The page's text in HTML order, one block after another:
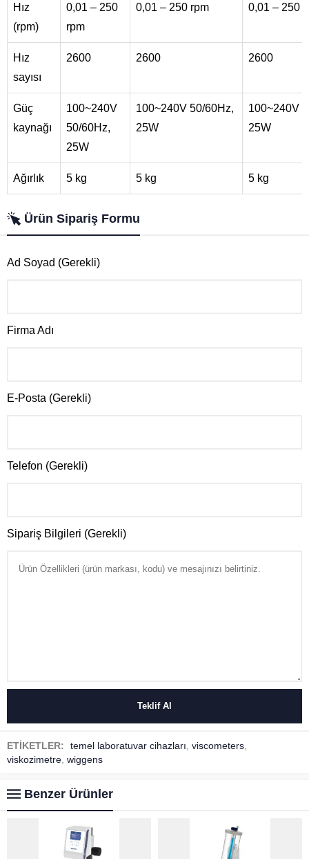
Hız
(rpm)
0,01 – 250
rpm
0,01 – 250 rpm 0,01 – 250
Hız
sayısı
2600 2600 2600
Güç
kaynağı
100~240V
50/60Hz,
25W
100~240V 50/60Hz,
25W
100~240V
25W
Ağırlık 5 kg 5 kg 5 kg
Ürün Sipariş Formu
Ad Soyad (Gerekli)
Firma Adı
E-Posta (Gerekli)
Telefon (Gerekli)
Sipariş Bilgileri (Gerekli)
ETİKETLER: temel laboratuvar cihazları viscometers
viskozimetre wiggens
Benzer Ürünler